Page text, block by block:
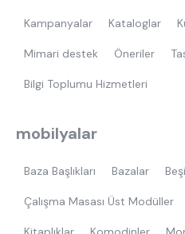
Kampanyalar Kataloglar
Mimari destek Öneriler
Bilgi Toplumu Hizmetleri
mobilyalar
Baza Başlıkları Bazalar
Çalışma Masası Üst Modüller